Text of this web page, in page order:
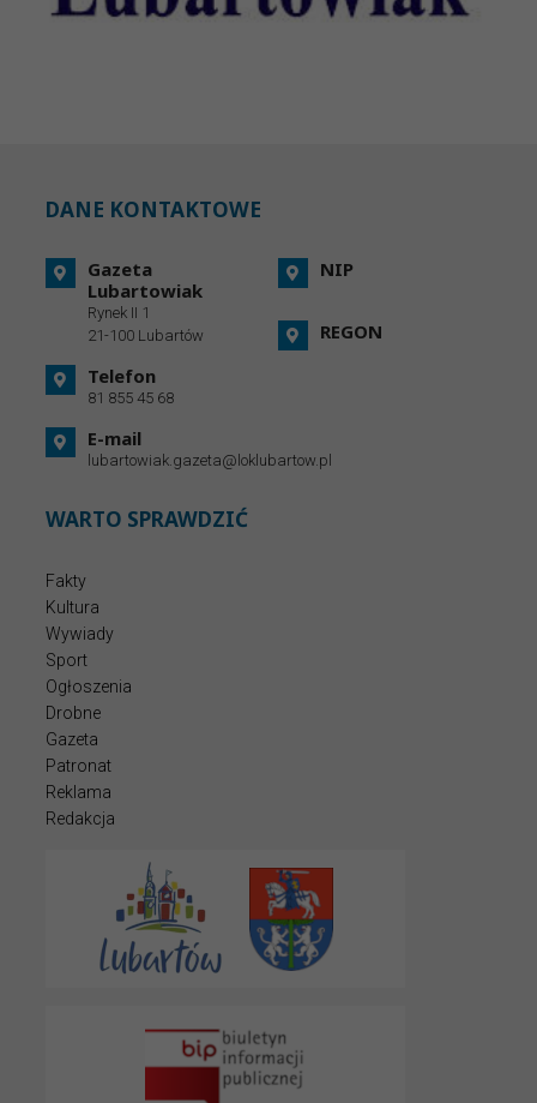
DANE KONTAKTOWE
Gazeta
Lubartowiak
Rynek II 1
21-100 Lubartów
Telefon
81 855 45 68
E-mail
lubartowiak.gazeta@loklubartow.pl
NIP
REGON
WARTO SPRAWDZIĆ
Fakty
Kultura
Wywiady
Sport
Ogłoszenia
Drobne
Gazeta
Patronat
Reklama
Redakcja